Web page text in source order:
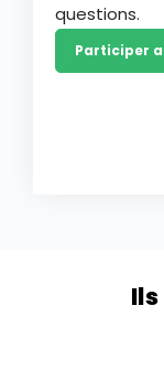
questions.
Participer